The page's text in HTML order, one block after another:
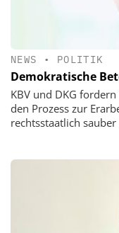
NEWS • POLITIK
Demokratische
KBV und DKG
den Prozess zur
rechtsstaatlich sauber